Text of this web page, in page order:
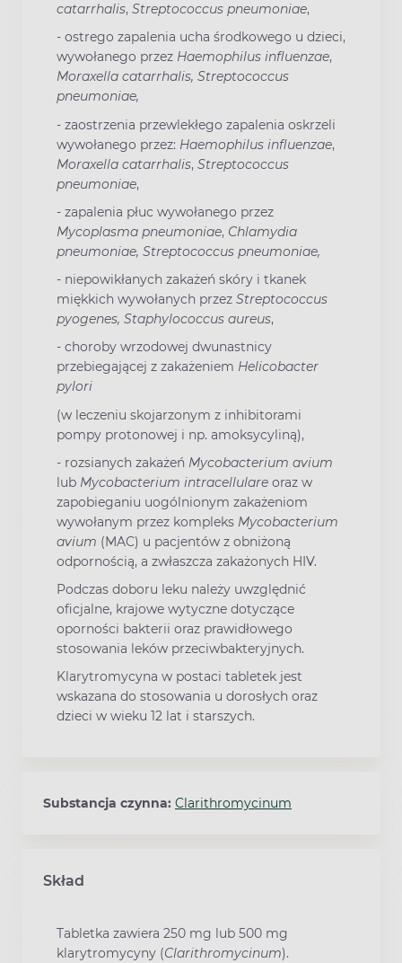
catarrhalis, Streptococcus pneumoniae,
- ostrego zapalenia ucha środkowego u dzieci,
wywołanego przez Haemophilus influenzae,
Moraxella catarrhalis, Streptococcus
pneumoniae,
- zaostrzenia przewlekłego zapalenia oskrzeli
wywołanego przez: Haemophilus influenzae,
Moraxella catarrhalis, Streptococcus
pneumoniae,
- zapalenia płuc wywołanego przez
Mycoplasma pneumoniae, Chlamydia
pneumoniae, Streptococcus pneumoniae,
- niepowikłanych zakażeń skóry i tkanek
miękkich wywołanych przez Streptococcus
pyogenes, Staphylococcus aureus,
- choroby wrzodowej dwunastnicy
przebiegającej z zakażeniem Helicobacter
pylori
(w leczeniu skojarzonym z inhibitorami
pompy protonowej i np. amoksycyliną),
- rozsianych zakażeń Mycobacterium avium
lub Mycobacterium intracellulare oraz w
zapobieganiu uogólnionym zakażeniom
wywołanym przez kompleks Mycobacterium
avium (MAC) u pacjentów z obniżoną
odpornością, a zwłaszcza zakażonych HIV.
Podczas doboru leku należy uwzględnić
oficjalne, krajowe wytyczne dotyczące
oporności bakterii oraz prawidłowego
stosowania leków przeciwbakteryjnych.
Klarytromycyna w postaci tabletek jest
wskazana do stosowania u dorosłych oraz
dzieci w wieku 12 lat i starszych.
Substancja czynna: Clarithromycinum
Skład
Tabletka zawiera 250 mg lub 500 mg
klarytromycyny (Clarithromycinum).